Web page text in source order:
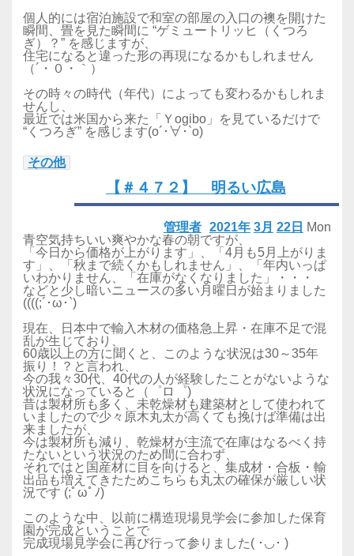
個人的には宿泊施設で和室の部屋の入口の襖を開けた
瞬間、畳を見た瞬間に “ゲミュートリッヒ（くつろ
ぎ）？” を感じますが、
住宅になると違った形の再現になるかもしれません
（´・０・｀）
その時々の時代（年代）によっても変わるかもしれま
せんし、
最近では米国から来た「Ｙogibo」を見ているだけで
“くつろぎ” を感じます(o´･∀･`o)
その他
【＃４７２】 明るい広島
2021年 3月 22日 Mon
管理者
青空気持ちいい爽やかな春の朝ですが、
「今日から価格が上がります」、「4月も5月上がりま
す」、「秋まで続くかもしれません」、「年内いっぱ
いわかりません、「在庫がなくなりました」・・・
などと少し暗いニュースの多い月曜日が始まりました
((((;´･ω･`)
現在、日本中で輸入木材の価格急上昇・在庫不足で混
乱が生じており、
60歳以上の方に聞くと、このような状況は30～35年
振り！？と言われ、
今の我々30代、40代の人が経験したことがないような
状況になっていると（゜ロ゜)
昔は製材所も多く、未乾燥材も建築材として使われて
いましたので少々原木丸太が高くても挽けば準備は出
来ましたが、
今は製材所も減り、乾燥材が主流で在庫はなるべく持
たないという状況のため間に合わず、
それではと国産材に目を向けると、集成材・合板・輸
出品も増えてきたためこちらも丸太の確保が厳しい状
況です (;ﾟωﾟﾉ)
このような中、以前に構造現場見学会に参加した保育
園が完成ということで
完成現場見学会に再び行って参りました( ･◡･ )